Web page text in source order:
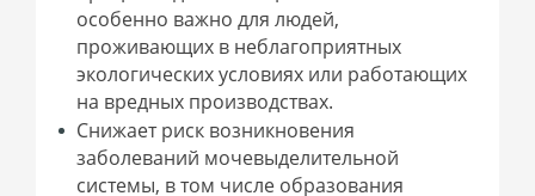
особенно важно для людей,
проживающих в неблагоприятных
экологических условиях или работающих
на вредных производствах.
Снижает риск возникновения
заболеваний мочевыделительной
системы, в том числе образования